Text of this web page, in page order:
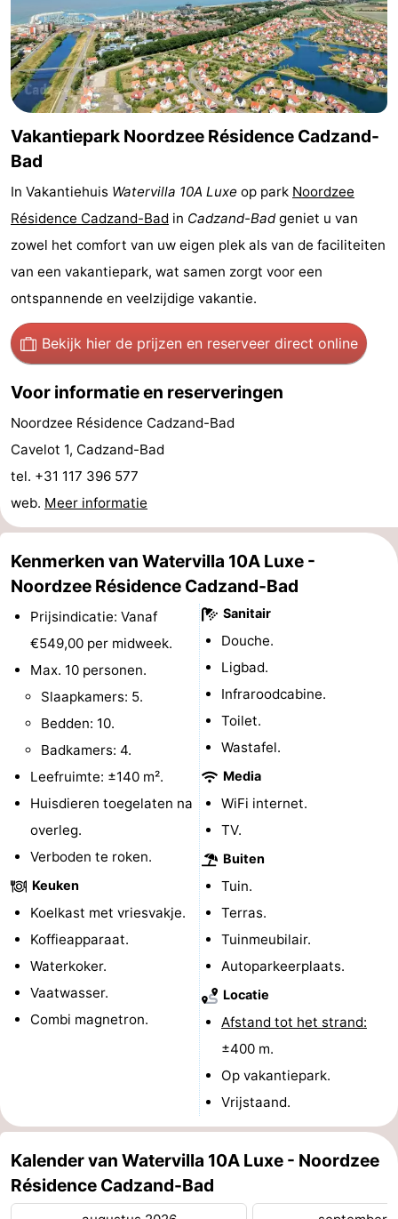
Resort
Nieuwvliet-
Bad
Waterdunen
Zonneweelde
-
Zwinhoeve
Last
minutes
Strand
Zien
doen
-
Monumenten
-
Molens
-
Rondvaarten
Speeltuinen
-
Binnenspeeltuinen
-
Bowlen
Minigolfbanen
Wellness
centra
Dorpen
Steden
Natuur
Sporten
-
Zwembaden
Fietsen
-
Paardrijden
-
drinken
Zeehonden
Evenementen
Praktisch
Vakantiepark Noordzee Résidence Cadzand-
Bad
In Vakantiehuis Watervilla 10A Luxe op park Noordzee
Résidence Cadzand-Bad in Cadzand-Badgeniet u van
zowel het comfort van uw eigen plek als van de faciliteiten
van een vakantiepark, wat samen zorgt voor een
ontspannende en veelzijdige vakantie.
Bekijk hier de prijzen en reserveer direct online
Voor informatie en reserveringen
Noordzee Résidence Cadzand-Bad
Cavelot 1, Cadzand-Bad
tel. +31 117 396 577
web. Meer informatie
Kenmerken van Watervilla 10A Luxe -
Noordzee Résidence Cadzand-Bad
Prijsindicatie: Vanaf
€549,00 per midweek.
Max. 10 personen.
Slaapkamers: 5.
Bedden: 10.
Badkamers: 4.
Leefruimte: ±140 m².
Huisdieren toegelaten na
overleg.
Verboden te roken.
Keuken
Koelkast met vriesvakje.
Koffieapparaat.
Waterkoker.
Vaatwasser.
Combi magnetron.
Sanitair
Douche.
Ligbad.
Infraroodcabine.
Toilet.
Wastafel.
Media
WiFi internet.
TV.
Buiten
Tuin.
Terras.
Tuinmeubilair.
Autoparkeerplaats.
Locatie
Afstand tot het strand:
±400 m.
Op vakantiepark.
Vrijstaand.
Kalender van Watervilla 10A Luxe - Noordzee
Résidence Cadzand-Bad